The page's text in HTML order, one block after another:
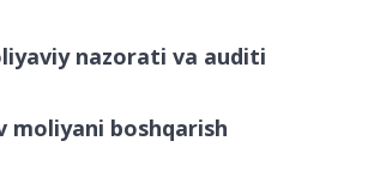
nazorati va auditi
moliyani boshqarish